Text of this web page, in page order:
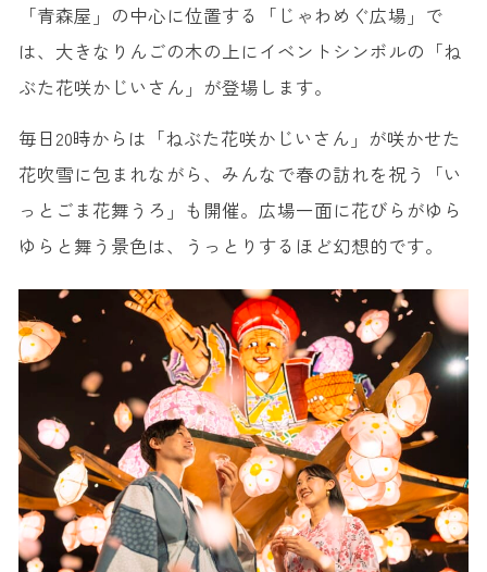
「青森屋」の中心に位置する「じゃわめぐ広場」で
は、大きなりんごの木の上にイベントシンボルの「ね
ぶた花咲かじいさん」が登場します。
毎日20時からは「ねぶた花咲かじいさん」が咲かせた
花吹雪に包まれながら、みんなで春の訪れを祝う「い
っとごま花舞うろ」も開催。広場一面に花びらがゆら
ゆらと舞う景色は、うっとりするほど幻想的です。